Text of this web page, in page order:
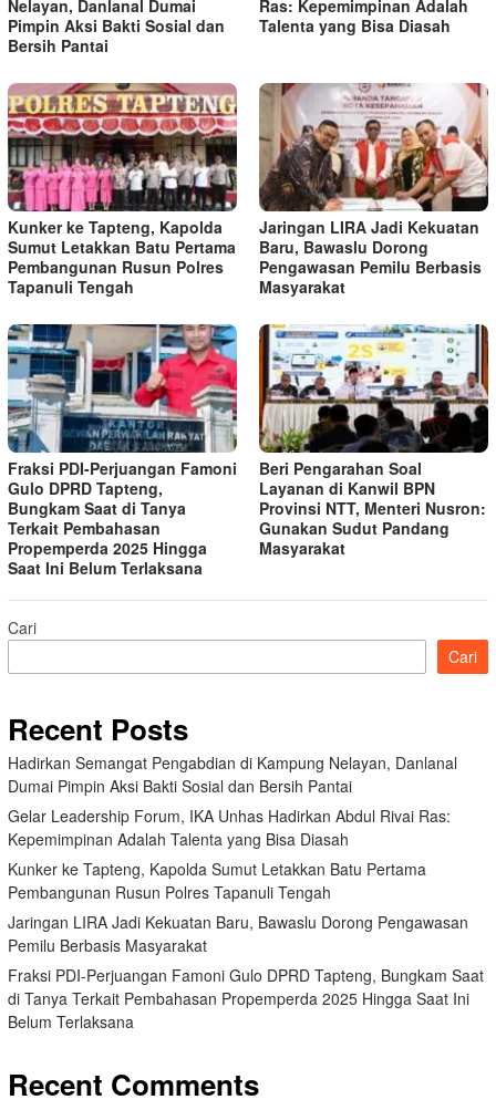
Nelayan, Danlanal Dumai
Pimpin Aksi Bakti Sosial dan
Bersih Pantai
Ras: Kepemimpinan Adalah
Talenta yang Bisa Diasah
Kunker ke Tapteng, Kapolda
Sumut Letakkan Batu Pertama
Pembangunan Rusun Polres
Tapanuli Tengah
Jaringan LIRA Jadi Kekuatan
Baru, Bawaslu Dorong
Pengawasan Pemilu Berbasis
Masyarakat
Fraksi PDI-Perjuangan Famoni
Gulo DPRD Tapteng,
Bungkam Saat di Tanya
Terkait Pembahasan
Propemperda 2025 Hingga
Saat Ini Belum Terlaksana
Beri Pengarahan Soal
Layanan di Kanwil BPN
Provinsi NTT, Menteri Nusron:
Gunakan Sudut Pandang
Masyarakat
Cari
Cari
Recent Posts
Hadirkan Semangat Pengabdian di Kampung Nelayan, Danlanal
Dumai Pimpin Aksi Bakti Sosial dan Bersih Pantai
Gelar Leadership Forum, IKA Unhas Hadirkan Abdul Rivai Ras:
Kepemimpinan Adalah Talenta yang Bisa Diasah
Kunker ke Tapteng, Kapolda Sumut Letakkan Batu Pertama
Pembangunan Rusun Polres Tapanuli Tengah
Jaringan LIRA Jadi Kekuatan Baru, Bawaslu Dorong Pengawasan
Pemilu Berbasis Masyarakat
Fraksi PDI-Perjuangan Famoni Gulo DPRD Tapteng, Bungkam Saat
di Tanya Terkait Pembahasan Propemperda 2025 Hingga Saat Ini
Belum Terlaksana
Recent Comments